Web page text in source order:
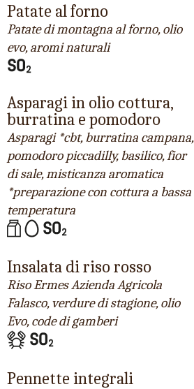
Patate al forno
Patate di montagna al forno, olio
evo, aromi naturali
Asparagi in olio cottura,
burratina e pomodoro
Asparagi *cbt, burratina campana,
pomodoro piccadilly, basilico, fior
di sale, misticanza aromatica
*preparazione con cottura a bassa
temperatura
Insalata di riso rosso
Riso Ermes Azienda Agricola
Falasco, verdure di stagione, olio
Evo, code di gamberi
Pennette integrali